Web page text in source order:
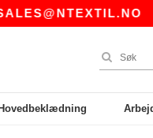
|
Hovedbeklædning